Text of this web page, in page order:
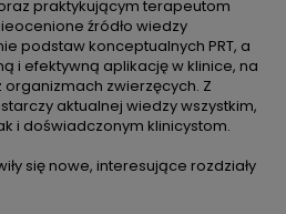
praktykującym terapeutom
źródło wiedzy
podstaw konceptualnych PRT, a
i efektywną aplikację w klinice, na
zwierzęcych. Z
aktualnej wiedzy wszystkim,
i doświadczonym klinicystom.
się nowe, interesujące rozdziały